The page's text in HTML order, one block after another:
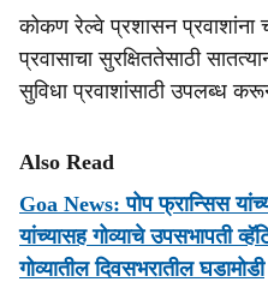
कोकण रेल्वे प्रशासन प्रवाशांना
प्रवासाचा सुरक्षिततेसाठी
सुविधा प्रवाशांसाठी उपलब्ध
Also Read
Goa News: पोप फ्रान्सिस
यांच्यासह गोव्याचे उपसभापती
गोव्यातील दिवसभरातील घडामोडी